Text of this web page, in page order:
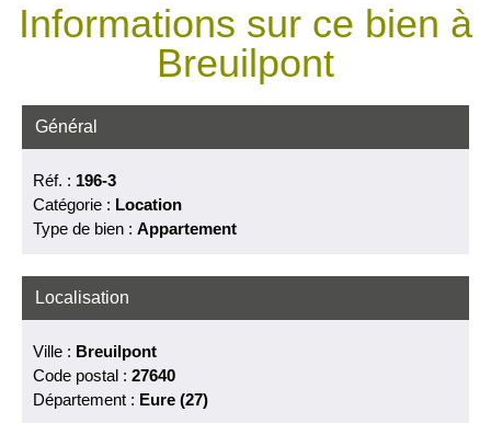
Informations sur ce bien à
Breuilpont
Général
Réf. : 196-3
Catégorie : Location
Type de bien : Appartement
Localisation
Ville : Breuilpont
Code postal : 27640
Département : Eure (27)